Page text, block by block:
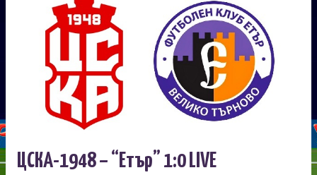
ЦСКА-1948 – “Етър” 1:0 LIVE